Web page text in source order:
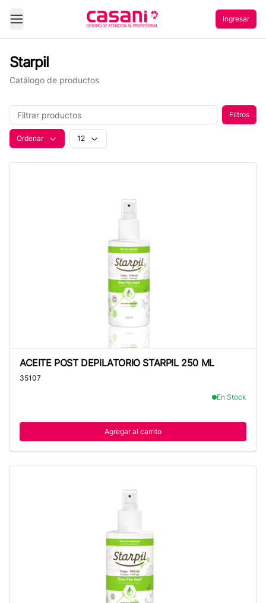
Abrir Menu
Ingresar
Starpil
Catálogo de productos
Filtros
Ordenar 12
ACEITE POST DEPILATORIO STARPIL 250 ML
35107
En Stock
Agregar al carrito